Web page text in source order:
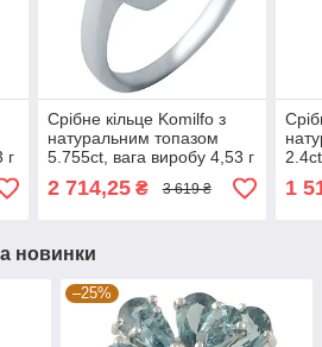
г
Срібне кільце Komilfo з
натуральним топазом
5.755ct, вага виробу 4,53 г
(2042600) 19 розмір
2 714,25₴ 3 619 ₴ 1
новинки
–25%